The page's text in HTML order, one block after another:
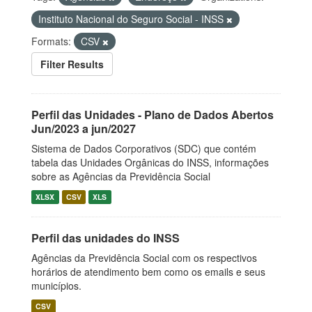
Instituto Nacional do Seguro Social - INSS
Formats:
CSV
Filter Results
Perfil das Unidades - Plano de Dados Abertos
Jun/2023 a jun/2027
Sistema de Dados Corporativos (SDC) que contém
tabela das Unidades Orgânicas do INSS, informações
sobre as Agências da Previdência Social
XLSX CSV XLS
Perfil das unidades do INSS
Agências da Previdência Social com os respectivos
horários de atendimento bem como os emails e seus
municípios.
CSV